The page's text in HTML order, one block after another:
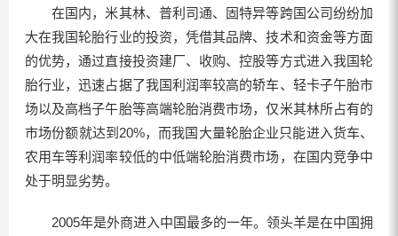
在国内，米其林、普利司通、固特异等跨国公司纷纷加
大在我国轮胎行业的投资，凭借其品牌、技术和资金等方面
的优势，通过直接投资建厂、收购、控股等方式进入我国轮
胎行业，迅速占据了我国利润率较高的轿车、轻卡子午胎市
场以及高档子午胎等高端轮胎消费市场，仅米其林所占有的
市场份额就达到20%，而我国大量轮胎企业只能进入货车、
农用车等利润率较低的中低端轮胎消费市场，在国内竞争中
处于明显劣势。
2005年是外商进入中国最多的一年。领头羊是在中国拥